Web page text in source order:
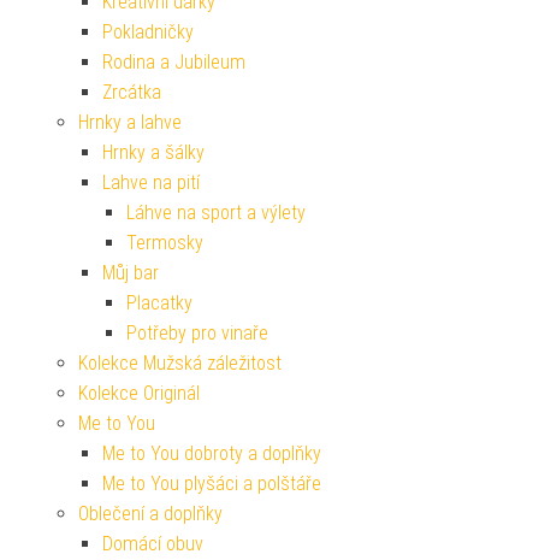
Pokladničky
Rodina a Jubileum
Zrcátka
Hrnky a lahve
Hrnky a šálky
Lahve na pití
Láhve na sport a výlety
Termosky
Můj bar
Placatky
Potřeby pro vinaře
Kolekce Mužská záležitost
Kolekce Originál
Me to You
Me to You dobroty a doplňky
Me to You plyšáci a polštáře
Oblečení a doplňky
Domácí obuv